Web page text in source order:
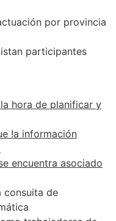
por provincia
participantes
hora de planificar y
!a información
encuentra asociado
consuita de